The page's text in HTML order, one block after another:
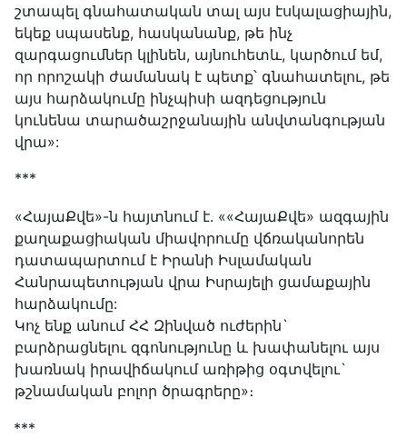
շտապել գնահատական տալ այս էսկալացիային,
եկեք սպասենք, հասկանանք, թե ինչ
զարգացումներ կլինեն, այնուհետև, կարծում եմ,
որ որոշակի ժամանակ է պետք՝ գնահատելու, թե
այս հարձակումը ինչպիսի ազդեցություն
կունենա տարածաշրջանային անվտանգության
վրա»:
***
«ՀայաՔվե»-ն հայտնում է․ ««ՀայաՔվե» ազգային
քաղաքացիական միավորումը վճռականորեն
դատապարտում է Իրանի Իսլամական
Հանրապետության վրա Իսրայելի ցամաքային
հարձակումը:
Կոչ ենք անում ՀՀ Զինված ուժերին`
բարձրացնելու զգոնությունը և խափանելու այս
խառնակ իրավիճակում առիթից օգտվելու`
թշնամական բոլոր ծրագրերը»։
***